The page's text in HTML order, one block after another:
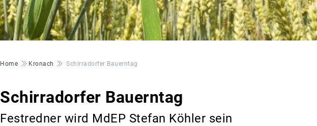
Pfadnavigation
Home Kronach Schirradorfer Bauerntag
Schirradorfer Bauerntag
Festredner wird MdEP Stefan Köhler sein